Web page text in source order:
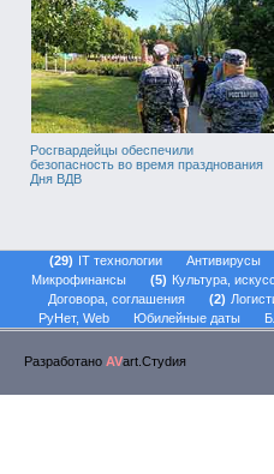
Росгвардейцы обеспечили
безопасность во время празднования
Дня ВДВ
29 IT технологии Антивирусы
Микрофинансы
5 Культура,
Договора, соглашения
2
РуНет, Web
Юбилейные даты
Разработано AVart.Стуdия